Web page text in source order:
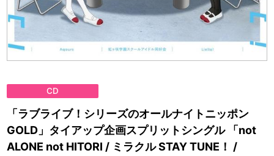
CD
「ラブライブ！シリーズのオールナイトニッポン
GOLD」タイアップ企画スプリットシングル 「not
ALONE not HITORI / ミラクル STAY TUNE！ /